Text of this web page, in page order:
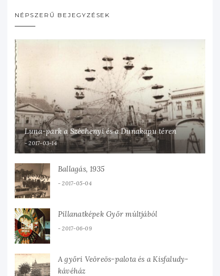
NÉPSZERŰ BEJEGYZÉSEK
Luna-park a Széchenyi és a Dunakapu téren
2017-03-14
Ballagás, 1935
2017-05-04
Pillanatképek Győr múltjából
2017-06-09
A győri Veöreös-palota és a Kisfaludy-
kávéház